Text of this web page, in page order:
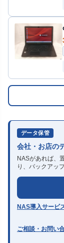
データ保管
会社・お店の
NASがあれば、
り、バックアッ
NAS導入サービ
ご相談・お問い